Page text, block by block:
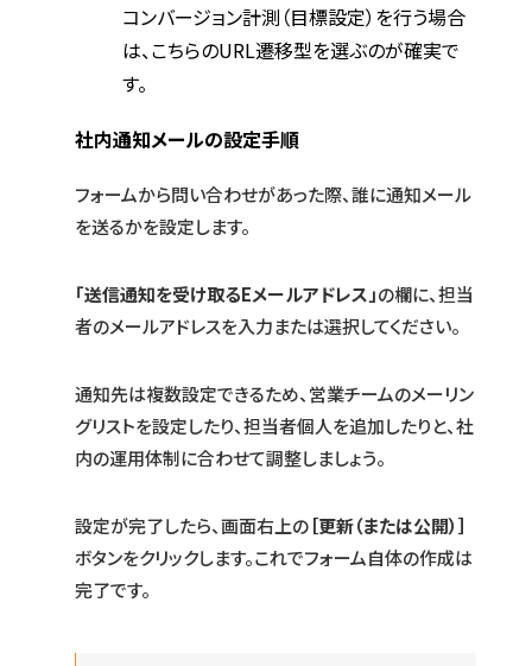
コンバージョン計測（目標設定）を行う場合
は、こちらのURL遷移型を選ぶのが確実で
す。
社内通知メールの設定手順
フォームから問い合わせがあった際、誰に通知メール
を送るかを設定します。
「送信通知を受け取るEメールアドレス」の欄に、担当
者のメールアドレスを入力または選択してください。
通知先は複数設定できるため、営業チームのメーリン
グリストを設定したり、担当者個人を追加したりと、社
内の運用体制に合わせて調整しましょう。
設定が完了したら、画面右上の［更新（または公開）］
ボタンをクリックします。これでフォーム自体の作成は
完了です。